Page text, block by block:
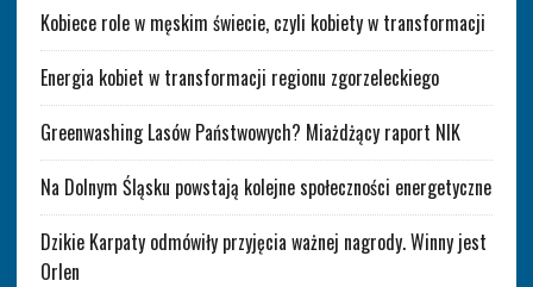
Kobiece role w męskim świecie, czyli kobiety w transformacji
Energia kobiet w transformacji regionu zgorzeleckiego
Greenwashing Lasów Państwowych? Miażdżący raport NIK
Na Dolnym Śląsku powstają kolejne społeczności energetyczne
Dzikie Karpaty odmówiły przyjęcia ważnej nagrody. Winny jest
Orlen